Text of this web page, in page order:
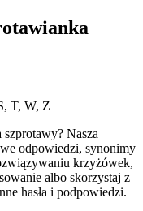
T, W, Z
szprotawy? Nasza
odpowiedzi, synonimy
krzyżówek,
albo skorzystaj z
hasła i podpowiedzi.